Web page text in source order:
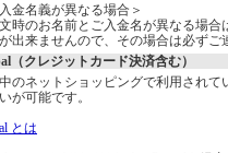
金名義が異なる場合＞
時のお名前とご入金名が異なる場合
出来ませんので、その場合は必ずご
（クレジットカード決済含む）
のネットショッピングで利用されて
が可能です。
とは